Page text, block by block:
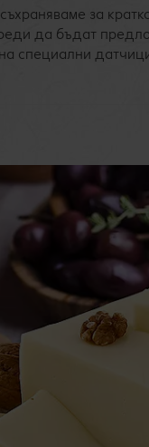
за
да бъдат
специални